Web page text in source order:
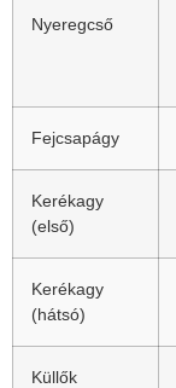
Nyeregcső
Fejcsapágy
Kerékagy
(első)
Kerékagy
(hátsó)
Küllők